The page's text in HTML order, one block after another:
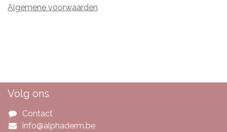
Algemene voorwaarden
Volg ons
Contact
info@alphaderm.be